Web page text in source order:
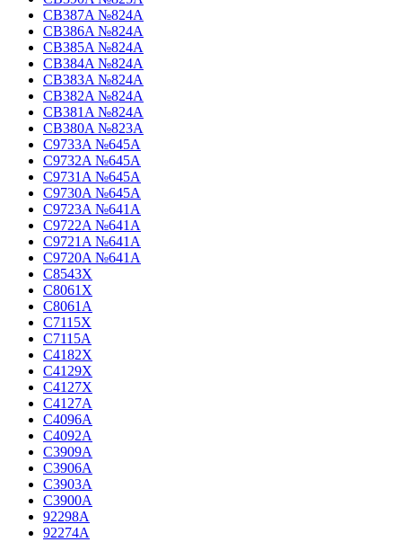
CB387A №824A
CB386A №824A
CB385A №824A
CB384A №824A
CB383A №824A
CB382A №824A
CB381A №824A
CB380A №823A
C9733A №645A
C9732A №645A
C9731A №645A
C9730A №645A
C9723A №641A
C9722A №641A
C9721A №641A
C9720A №641A
C8543X
C8061X
C8061A
C7115X
C7115A
C4182X
C4129X
C4127X
C4127A
C4096A
C4092A
C3909A
C3906A
C3903A
C3900A
92298A
92274A